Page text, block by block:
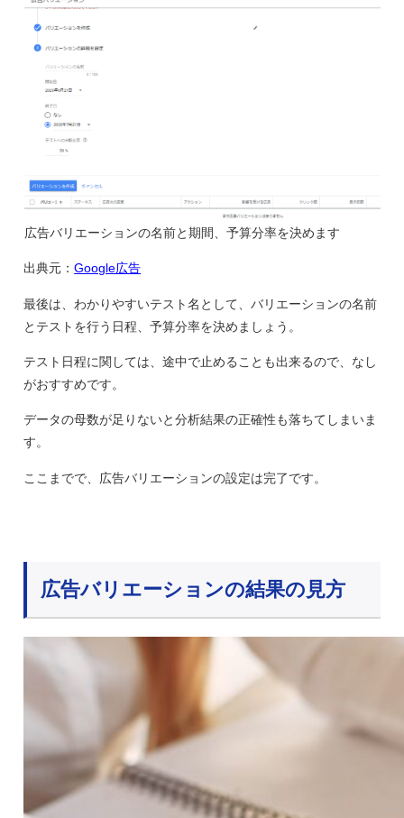
広告バリエーションの名前と期間、予算分率を決めます
出典元：Google広告
最後は、わかりやすいテスト名として、バリエーションの名前
とテストを行う日程、予算分率を決めましょう。
テスト日程に関しては、途中で止めることも出来るので、なし
がおすすめです。
データの母数が足りないと分析結果の正確性も落ちてしまいま
す。
ここまでで、広告バリエーションの設定は完了です。
広告バリエーションの結果の見方